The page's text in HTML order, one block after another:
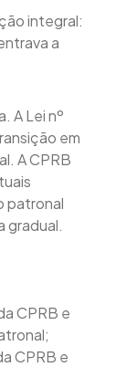
integral:
a
A Lei nº
em
A CPRB
patronal
gradual.
CPRB e
CPRB e